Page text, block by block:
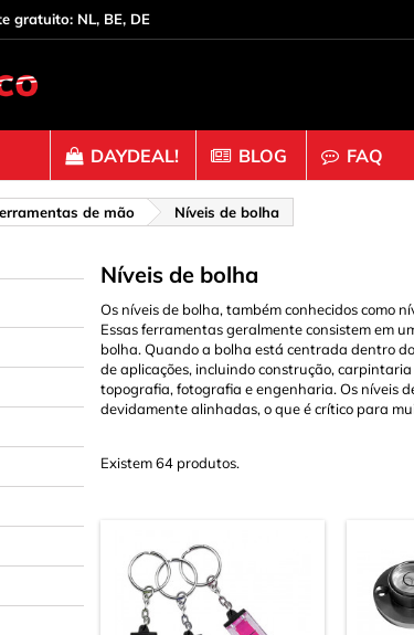
gratuito: NL, BE, DE
Fixadores
Conectores de prateleira
Decoração
Espaçadores
Fita, Corda & Cola
Ganchos, Olhos & Anéis
Molas & Plugues
Parafusos porcas
Pinos & Hastes
Porcas de rampa (porcas
aparafusadas)
DAYDEAL! BLOG FAQ
de mão Níveis de bolha
Níveis de bolha
Os níveis de bolha, também conhecidos como
Essas ferramentas geralmente consistem em
bolha. Quando a bolha está centrada dentro
de aplicações, incluindo construção,
topografia, fotografia e engenharia. Os níveis
devidamente alinhadas, o que é crítico para
Existem 64 produtos.